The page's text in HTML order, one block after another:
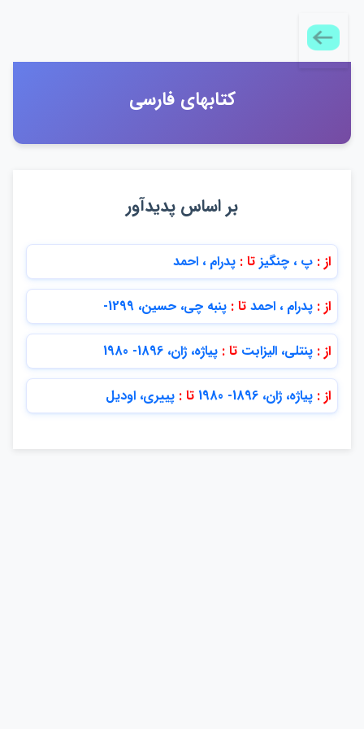
كتابهاي فارسي
بر اساس پديدآور
از : پ ، چنگيز تا : پدرام ، احمد
از : پدرام ، احمد تا : پنبه چي، حسين، 1299-
از : پنتلي، اليزابت تا : پياژه، ژان، 1896- 1980
از : پياژه، ژان، 1896- 1980 تا : پييري، اوديل